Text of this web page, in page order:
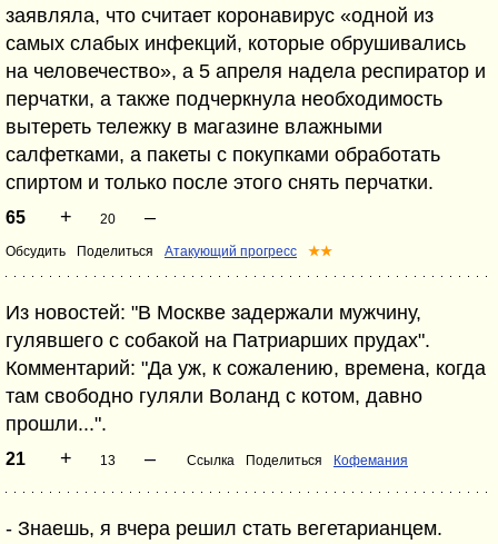
заявляла, что считает коронавирус «одной из
самых слабых инфекций, которые обрушивались
на человечество», а 5 апреля надела респиратор и
перчатки, а также подчеркнула необходимость
вытереть тележку в магазине влажными
салфетками, а пакеты с покупками обработать
спиртом и только после этого снять перчатки.
65 + 20 –
Обсудить Поделиться Атакующий прогресс ★★
Из новостей: "В Москве задержали мужчину,
гулявшего с собакой на Патриарших прудах".
Комментарий: "Да уж, к сожалению, времена, когда
там свободно гуляли Воланд с котом, давно
прошли...".
21 + 13 – Ссылка Поделиться Кофемания
- Знаешь, я вчера решил стать вегетарианцем.